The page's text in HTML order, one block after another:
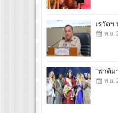
เรวัตฯ
พ.ย.
“ฟาติมา
พ.ย.